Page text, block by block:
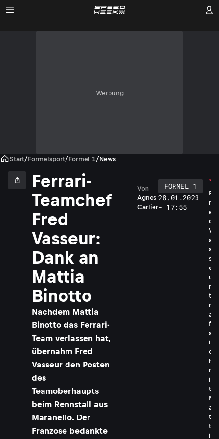
Werbung
Start/Formelsport/Formel 1/News
Ferrari-
Teamchef
Fred
Vasseur:
Dank an
Mattia
Binotto
Nachdem Mattia
Binotto das Ferrari-
Team verlassen hat,
übernahm Fred
Vasseur den Posten
des
Teamoberhaupts
beim Rennstall aus
Maranello. Der
Franzose bedankte
Agnes
Carlier
Von
FORMEL 1
28.01.2023
- 17:55
F
r
e
d
V
a
s
s
e
u
r
t
r
a
f
s
i
c
h
m
i
t
M
a
t
t
i